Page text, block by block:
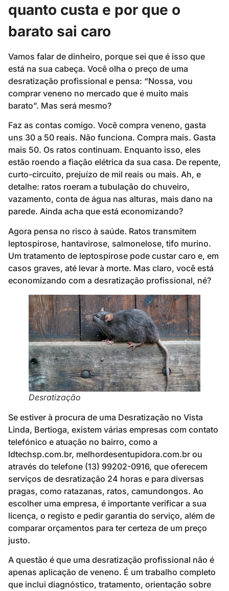
quanto custa e por que o
barato sai caro
Vamos falar de dinheiro, porque sei que é isso que
está na sua cabeça. Você olha o preço de uma
desratização profissional e pensa: “Nossa, vou
comprar veneno no mercado que é muito mais
barato”. Mas será mesmo?
Faz as contas comigo. Você compra veneno, gasta
uns 30 a 50 reais. Não funciona. Compra mais. Gasta
mais 50. Os ratos continuam. Enquanto isso, eles
estão roendo a fiação elétrica da sua casa. De repente,
curto-circuito, prejuízo de mil reais ou mais. Ah, e
detalhe: ratos roeram a tubulação do chuveiro,
vazamento, conta de água nas alturas, mais dano na
parede. Ainda acha que está economizando?
Agora pensa no risco à saúde. Ratos transmitem
leptospirose, hantavirose, salmonelose, tifo murino.
Um tratamento de leptospirose pode custar caro e, em
casos graves, até levar à morte. Mas claro, você está
economizando com a desratização profissional, né?
Desratização
Se estiver à procura de uma Desratização no Vista
Linda, Bertioga, existem várias empresas com contato
telefónico e atuação no bairro, como a
ldtechsp.com.br, melhordesentupidora.com.br ou
através do telefone (13) 99202-0916, que oferecem
serviços de desratização 24 horas e para diversas
pragas, como ratazanas, ratos, camundongos. Ao
escolher uma empresa, é importante verificar a sua
licença, o registo e pedir garantia do serviço, além de
comparar orçamentos para ter certeza de um preço
justo.
A questão é que uma desratização profissional não é
apenas aplicação de veneno. É um trabalho completo
que inclui diagnóstico, tratamento, orientação sobre